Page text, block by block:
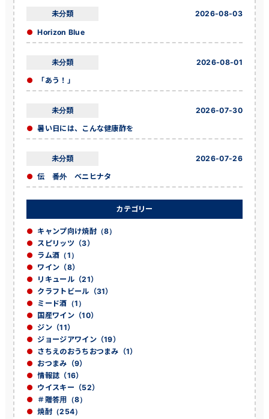
Horizon Blue
未分類 2026-08-03
「あう！」
未分類 2026-08-01
暑い日には、こんな健康酢を
未分類 2026-07-30
伝 番外 ベニヒナタ
未分類 2026-07-26
カテゴリー
キャンプ向け焼酎（8）
スピリッツ（3）
ラム酒（1）
ワイン（8）
リキュール（21）
クラフトビール（31）
ミード酒（1）
国産ワイン（10）
ジン（11）
ジョージアワイン（19）
さちえのおうちおつまみ（1）
おつまみ（9）
情報誌（16）
ウイスキー（52）
＃贈答用（8）
焼酎（254）